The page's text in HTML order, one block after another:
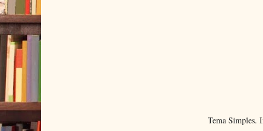
Tema Simples.